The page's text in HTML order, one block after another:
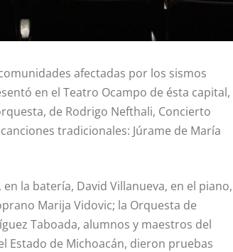
afectadas por los sismos
en el Teatro Ocampo de ésta capital,
de Rodrigo Nefthali, Concierto
tradicionales: Júrame de María
la batería, David Villanueva, en el piano,
Marija Vidovic; la Orquesta de
Taboada, alumnos y maestros del
Estado de Michoacán, dieron pruebas